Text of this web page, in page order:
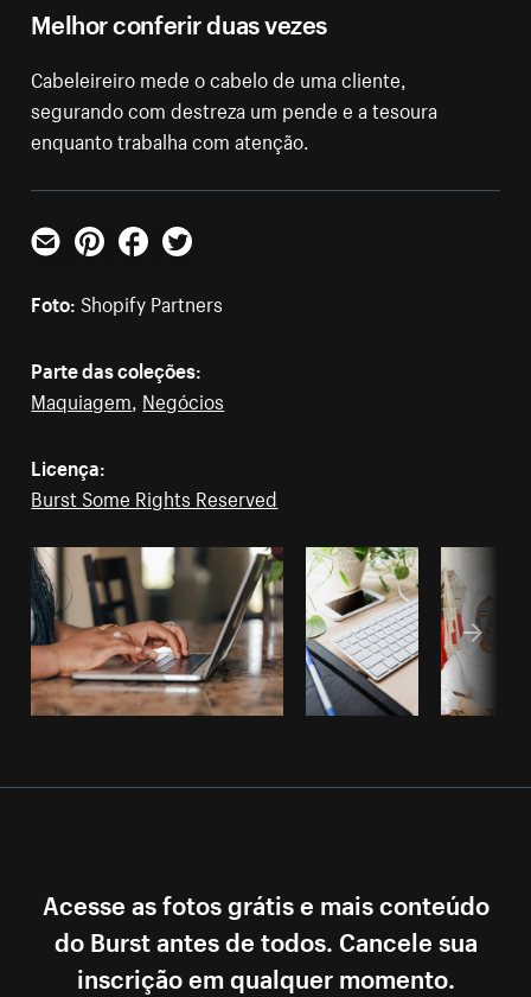
Melhor conferir duas vezes
Cabeleireiro mede o cabelo de uma cliente,
segurando com destreza um pende e a tesoura
enquanto trabalha com atenção.
E-mailPinterestFacebookTwitter
Foto: Shopify Partners
Parte das coleções:
Maquiagem, Negócios
Licença:
Burst Some Rights Reserved
Acesse as fotos grátis e mais conteúdo
do Burst antes de todos. Cancele sua
inscrição em qualquer momento.